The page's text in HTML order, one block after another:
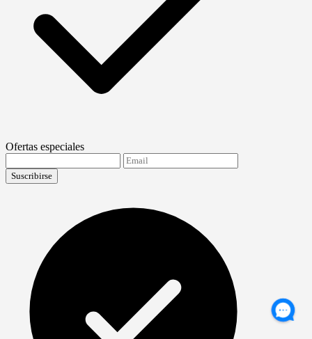
Ofertas especiales
Suscribirse